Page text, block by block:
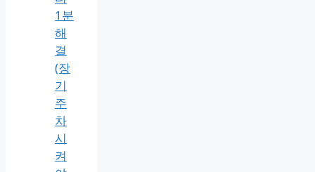
1분
해
결
(장
기
주
차
시
켜